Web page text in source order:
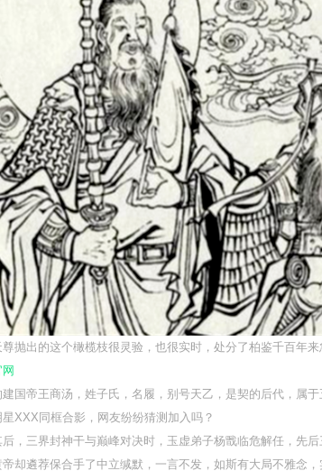
尊抛出的这个橄榄枝很灵验，也很实时，处分了柏鉴千百年来
网
国帝王商汤，姓子氏，名履，别号天乙，是契的后代，属
星XXX同框合影，网友纷纷猜测加入吗？
，三界封神干与巅峰对决时，玉虚弟子杨戬临危解任，先
却遴荐保合手了中立缄默，一言不发，如斯有大局不雅念，